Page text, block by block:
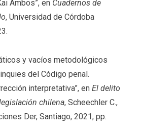
Ambos”, en Cuadernos de
, Universidad de Córdoba
y vacíos metodológicos
del Código penal.
interpretativa”, en El delito
chilena, Scheechler C.,
Der, Santiago, 2021, pp.